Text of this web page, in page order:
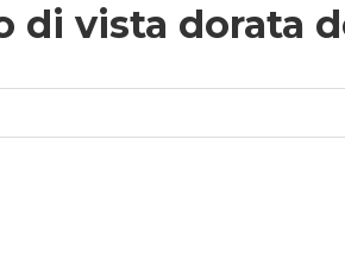
di vista dorata